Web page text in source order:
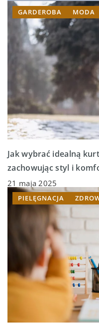
GARDEROBA MODA
Jak wybrać idealną
zachowując styl i
21 maja 2025
PIELĘGNACJA